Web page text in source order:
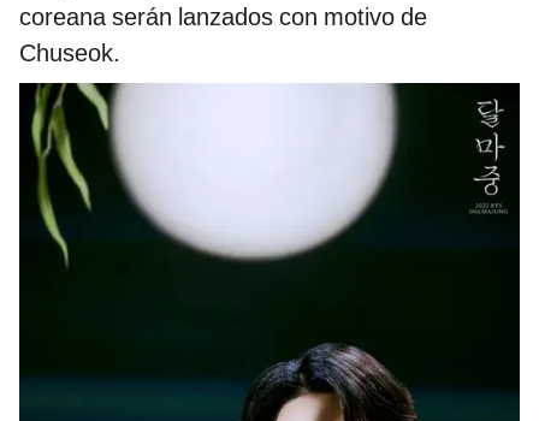
coreana serán lanzados con motivo de
Chuseok.